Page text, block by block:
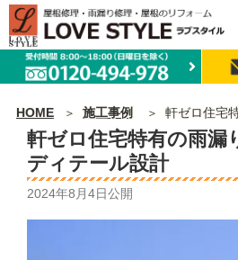
HOME 施工事例 軒ゼロ住宅特有の
軒ゼロ住宅特有の雨漏
ディテール設計
2024年8月4日公開